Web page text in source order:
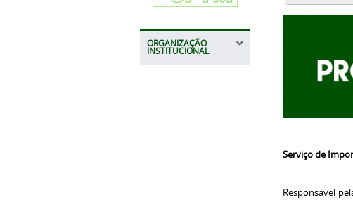
ORGANIZAÇÃO
INSTITUCIONAL
Serviço de
Responsável